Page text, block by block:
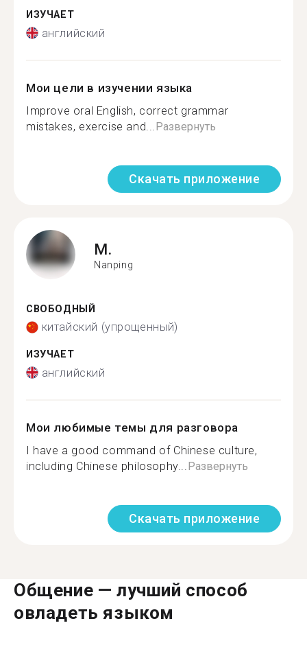
ИЗУЧАЕТ
английский
Мои цели в изучении языка
Improve oral English, correct grammar
mistakes, exercise and... Развернуть
Скачать приложение
M.
Nanping
СВОБОДНЫЙ
китайский (упрощенный)
ИЗУЧАЕТ
английский
Мои любимые темы для разговора
I have a good command of Chinese culture,
including Chinese philosophy... Развернуть
Скачать приложение
Общение — лучший способ
овладеть языком